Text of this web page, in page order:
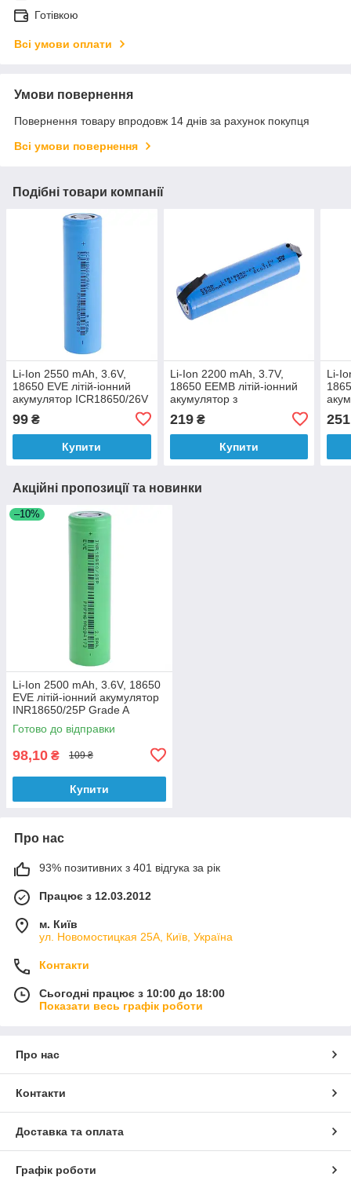
Готівкою
Всі умови оплати
Умови повернення
Повернення товару впродовж 14 днів за рахунок покупця
Всі умови повернення
Подібні товари компанії
Li-Ion 2550 mAh, 3.6V,
18650 EVE літій-іонний
акумулятор ICR18650/26V
99 ₴
Купити
Li-Ion 2200 mAh, 3.7V,
18650 EEMB літій-іонний
акумулятор з
with contact
219₴
Купити
Li-
251
Акційні пропозиції та новинки
–10%
Li-Ion 2500 mAh, 3.6V, 18650
EVE літій-іонний акумулятор
INR18650/25P Grade A
Готово до відправки
98,10 ₴ 109 ₴
Купити
Про нас
93% позитивних з 401 відгука за рік
Працює з 12.03.2012
м. Київ
ул. Новомостицкая 25А, Київ, Україна
Контакти
Сьогодні працює з 10:00 до 18:00
Показати весь графік роботи
Про нас
Контакти
Доставка та оплата
Графік роботи